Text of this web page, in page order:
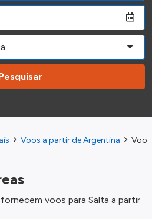
Voos a partir de Argentina
voos para Salta a partir